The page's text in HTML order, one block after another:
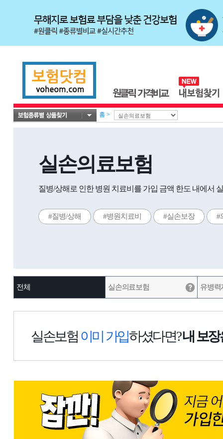
홈 >
실손의료보험
질병/상해로 인한 병원 치료비를 가입 금액 한도 내에서
#질병/상해 #병원치료비 #실손보장 #
전체 실손의료보험 유병력
실손보험 이미 가입하셨다면?내 보